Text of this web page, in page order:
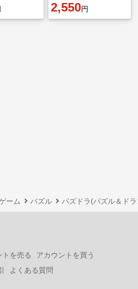
200体⌨🍨素材+その
2,550円
ーム パズル パズドラ(パズル＆ド
トを売る
アカウントを買う
よくある質問